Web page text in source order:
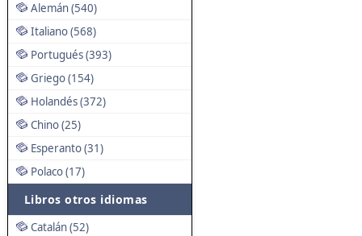
Alemán (540)
Italiano (568)
Portugués (393)
Griego (154)
Holandés (372)
Chino (25)
Esperanto (31)
Polaco (17)
Libros otros idiomas
Catalán (52)